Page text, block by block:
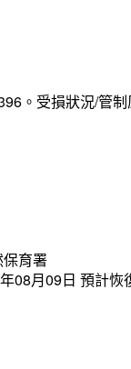
。受損狀況/管
育署
08月09日 預計